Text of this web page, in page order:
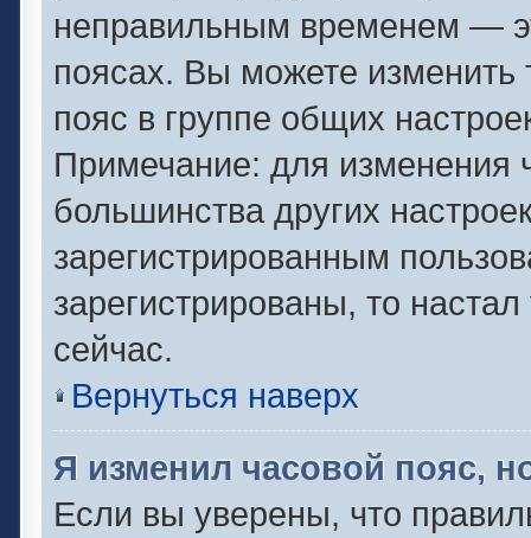
неправильным временем —
поясах. Вы можете изменить
пояс в группе общих
Примечание: для изменения
большинства других
зарегистрированным
зарегистрированы, то
сейчас.
Вернуться наверх
Я изменил часовой пояс,
Если вы уверены, что